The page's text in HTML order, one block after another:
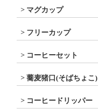
マグカップ
フリーカップ
コーヒーセット
蕎麦猪口(そばちょこ)
コーヒードリッパー